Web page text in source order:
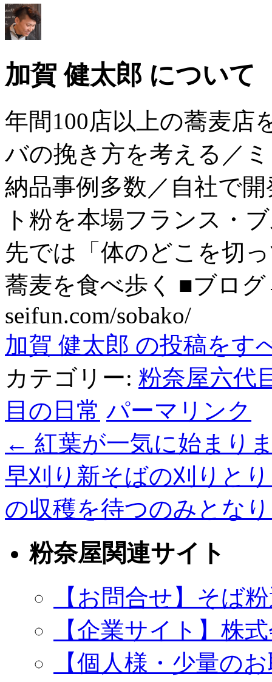
加賀 健太郎 について
年間100店以上の蕎麦店
バの挽き方を考える／
納品事例多数／自社で
ト粉を本場フランス・
先では「体のどこを切
蕎麦を食べ歩く ■ブロ
seifun.com/sobako/
加賀 健太郎 の投稿をす
カテゴリー: 粉奈屋六代
目の日常 パーマリンク
← 紅葉が一気に始まり
早刈り新そばの刈りと
の収穫を待つのみとな
粉奈屋関連サイト
【お問合せ】そば
【企業サイト】株
【個人様・少量の